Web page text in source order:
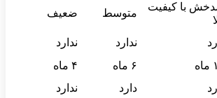
با کیفیت
متوسط
ضعیف
ندارد
ندارد
۶ ماه
۴ ماه
دارد
ندارد